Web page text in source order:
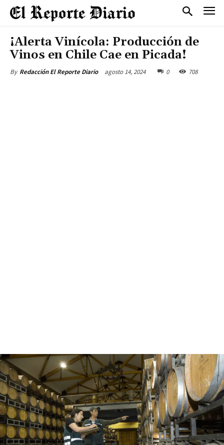
¡Alerta Vinícola: Producción de
Vinos en Chile Cae en Picada!
By Redacción El Reporte Diario agosto 14, 2024 0 708